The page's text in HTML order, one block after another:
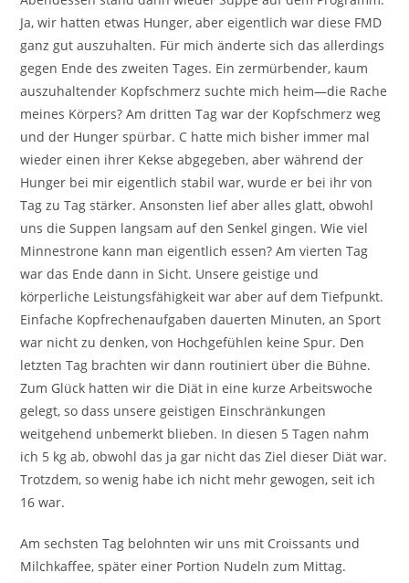
Ja, wir hatten etwas Hunger, aber eigentlich war diese FMD
ganz gut auszuhalten. Für mich änderte sich das allerdings
gegen Ende des zweiten Tages. Ein zermürbender, kaum
auszuhaltender Kopfschmerz suchte mich heim—die Rache
meines Körpers? Am dritten Tag war der Kopfschmerz weg
und der Hunger spürbar. C hatte mich bisher immer mal
wieder einen ihrer Kekse abgegeben, aber während der
Hunger bei mir eigentlich stabil war, wurde er bei ihr von
Tag zu Tag stärker. Ansonsten lief aber alles glatt, obwohl
uns die Suppen langsam auf den Senkel gingen. Wie viel
Minnestrone kann man eigentlich essen? Am vierten Tag
war das Ende dann in Sicht. Unsere geistige und
körperliche Leistungsfähigkeit war aber auf dem Tiefpunkt.
Einfache Kopfrechenaufgaben dauerten Minuten, an Sport
war nicht zu denken, von Hochgefühlen keine Spur. Den
letzten Tag brachten wir dann routiniert über die Bühne.
Zum Glück hatten wir die Diät in eine kurze Arbeitswoche
gelegt, so dass unsere geistigen Einschränkungen
weitgehend unbemerkt blieben. In diesen 5 Tagen nahm
ich 5 kg ab, obwohl das ja gar nicht das Ziel dieser Diät war.
Trotzdem, so wenig habe ich nicht mehr gewogen, seit ich
16 war.
Am sechsten Tag belohnten wir uns mit Croissants und
Milchkaffee, später einer Portion Nudeln zum Mittag.